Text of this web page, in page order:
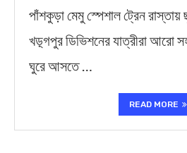
পাঁশকুড়া মেমু স্পেশাল ট্রেন
খড়্গপুর ডিভিশনের যাত্রীরা আরো
ঘুরে আসতে …
READ MORE